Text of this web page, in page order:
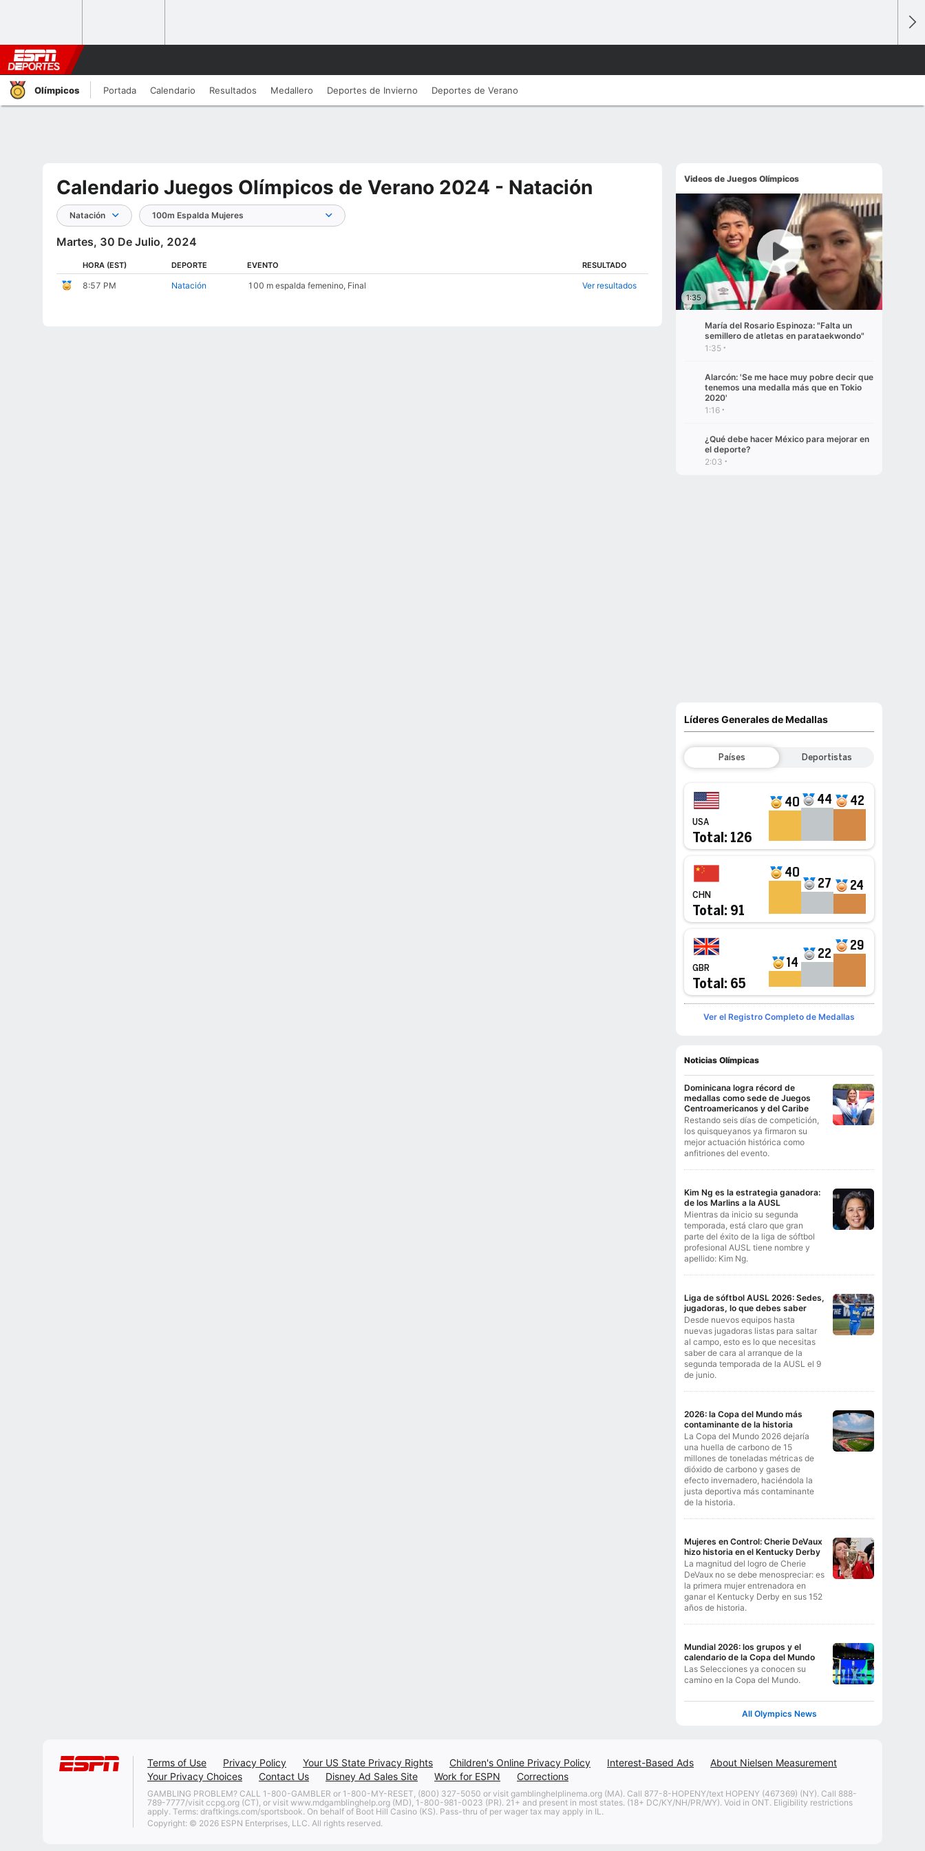
Olímpicos Portada Calendario Resultados Medallero Deportes de Invierno Deportes de Verano
Calendario Juegos Olímpicos de Verano 2024 - Natación
Natación 100m Espalda Mujeres
Martes, 30 De Julio, 2024
HORA (EST) DEPORTE EVENTO RESULTADO
8:57 PM Natación 100 m espalda femenino, Final Ver resultados
Videos de Juegos Olímpicos
1:35
María del Rosario Espinoza: "Falta un
semillero de atletas en parataekwondo"
1:35
Alarcón: 'Se me hace muy pobre decir que
tenemos una medalla más que en Tokio
2020'
1:16
¿Qué debe hacer México para mejorar en
el deporte?
2:03
Noticias Olímpicas
Dominicana logra récord de
medallas como sede de Juegos
Centroamericanos y del Caribe
Restando seis días de competición,
los quisqueyanos ya firmaron su
mejor actuación histórica como
anfitriones del evento.
Kim Ng es la estrategia ganadora:
de los Marlins a la AUSL
Mientras da inicio su segunda
temporada, está claro que gran
parte del éxito de la liga de sóftbol
profesional AUSL tiene nombre y
apellido: Kim Ng.
Liga de sóftbol AUSL 2026: Sedes,
jugadoras, lo que debes saber
Desde nuevos equipos hasta
nuevas jugadoras listas para saltar
al campo, esto es lo que necesitas
saber de cara al arranque de la
segunda temporada de la AUSL el 9
de junio.
2026: la Copa del Mundo más
contaminante de la historia
La Copa del Mundo 2026 dejaría
una huella de carbono de 15
millones de toneladas métricas de
dióxido de carbono y gases de
efecto invernadero, haciéndola la
justa deportiva más contaminante
de la historia.
Mujeres en Control: Cherie DeVaux
hizo historia en el Kentucky Derby
La magnitud del logro de Cherie
DeVaux no se debe menospreciar: es
la primera mujer entrenadora en
ganar el Kentucky Derby en sus 152
años de historia.
Mundial 2026: los grupos y el
calendario de la Copa del Mundo
Las Selecciones ya conocen su
camino en la Copa del Mundo.
All Olympics News
Terms of Use Privacy Policy Your US State Privacy Rights Children's Online Privacy Policy Interest-Based Ads
About Nielsen Measurement
Your Privacy Choices
Contact Us Disney Ad Sales Site Work for ESPN Corrections
GAMBLING PROBLEM? CALL 1-800-GAMBLER or 1-800-MY-RESET, (800) 327-5050 or visit gamblinghelplinema.org (MA). Call 877-8-HOPENY/text HOPENY (467369) (NY). Call 888-
789-7777/visit ccpg.org (CT), or visit www.mdgamblinghelp.org (MD), 1-800-981-0023 (PR). 21+ and present in most states. (18+ DC/KY/NH/PR/WY). Void in ONT. Eligibility restrictions
apply. Terms: draftkings.com/sportsbook. On behalf of Boot Hill Casino (KS). Pass-thru of per wager tax may apply in IL.
Copyright: © 2026 ESPN Enterprises, LLC. All rights reserved.